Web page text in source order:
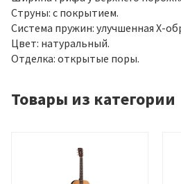
Струны: с покрытием.
Система пружин: улучшенная X-
Цвет: натуральный.
Отделка: открытые поры.
Товары из категории